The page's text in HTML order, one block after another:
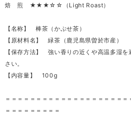
焙 煎 ★★★☆☆（Light Roast）
【名称】 棒茶（かぶせ茶）
【原材料名】 緑茶（鹿児島県曽於市産）
【保存方法】 強い香りの近くや高温多湿を
さい。
【内容量】 100g
＝＝＝＝＝＝＝＝＝＝＝＝＝＝＝＝＝＝＝＝
＝＝＝＝＝＝＝＝＝